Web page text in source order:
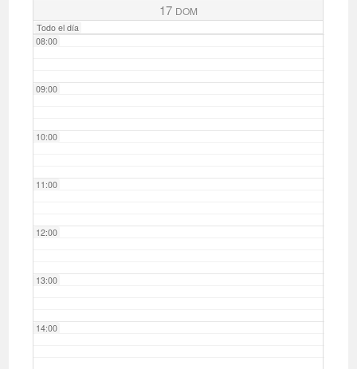
17 DOM
Todo el día
08:00
09:00
10:00
11:00
12:00
13:00
14:00